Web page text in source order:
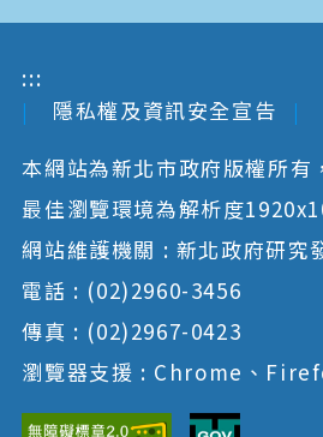
:::
隱私權及資訊安全宣告
本網站為新北市政府版權所有
最佳瀏覽環境為解析度
網站維護機關 : 新北政府研究
電話 : (02)2960-3456
傳真 : (02)2967-0423
瀏覽器支援 : Chrome、